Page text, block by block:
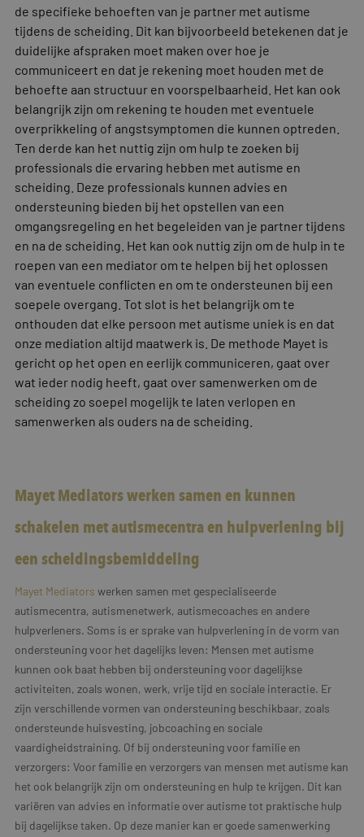
de specifieke behoeften van je partner met autisme
tijdens de scheiding. Dit kan bijvoorbeeld betekenen dat je
duidelijke afspraken moet maken over hoe je
communiceert en dat je rekening moet houden met de
behoefte aan structuur en voorspelbaarheid. Het kan ook
belangrijk zijn om rekening te houden met eventuele
overprikkeling of angstsymptomen die kunnen optreden.
Ten derde kan het nuttig zijn om hulp te zoeken bij
professionals die ervaring hebben met autisme en
scheiding. Deze professionals kunnen advies en
ondersteuning bieden bij het opstellen van een
omgangsregeling en het begeleiden van je partner tijdens
en na de scheiding. Het kan ook nuttig zijn om de hulp in te
roepen van een mediator om te helpen bij het oplossen
van eventuele conflicten en om te ondersteunen bij een
soepele overgang. Tot slot is het belangrijk om te
onthouden dat elke persoon met autisme uniek is en dat
onze mediation altijd maatwerk is. De methode Mayet is
gericht op het open en eerlijk communiceren, gaat over
wat ieder nodig heeft, gaat over samenwerken om de
scheiding zo soepel mogelijk te laten verlopen en
samenwerken als ouders na de scheiding.
Mayet Mediators werken samen en kunnen
schakelen met autismecentra en hulpverlening bij
een scheidingsbemiddeling
Mayet Mediators werken samen met gespecialiseerde
autismecentra, autismenetwerk, autismecoaches en andere
hulpverleners. Soms is er sprake van hulpverlening in de vorm van
ondersteuning voor het dagelijks leven: Mensen met autisme
kunnen ook baat hebben bij ondersteuning voor dagelijkse
activiteiten, zoals wonen, werk, vrije tijd en sociale interactie. Er
zijn verschillende vormen van ondersteuning beschikbaar, zoals
ondersteunde huisvesting, jobcoaching en sociale
vaardigheidstraining. Of bij ondersteuning voor familie en
verzorgers: Voor familie en verzorgers van mensen met autisme kan
het ook belangrijk zijn om ondersteuning en hulp te krijgen. Dit kan
variëren van advies en informatie over autisme tot praktische hulp
bij dagelijkse taken. Op deze manier kan er goede samenwerking